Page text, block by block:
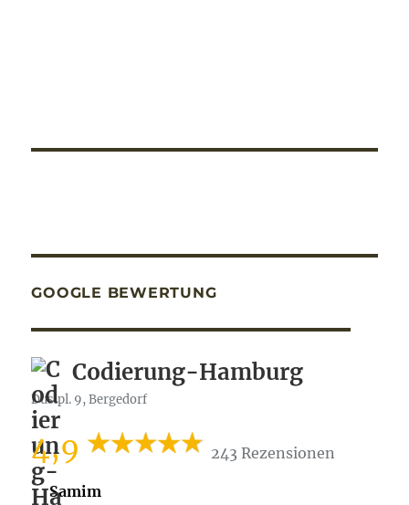
GOOGLE BEWERTUNG
Codierung-Hamburg
Dusipl. 9, Bergedorf
4,9 243 Rezensionen
Samim